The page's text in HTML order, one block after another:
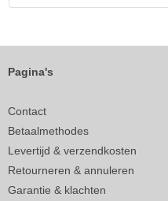
Pagina's
Contact
Betaalmethodes
Levertijd & verzendkosten
Retourneren & annuleren
Garantie & klachten